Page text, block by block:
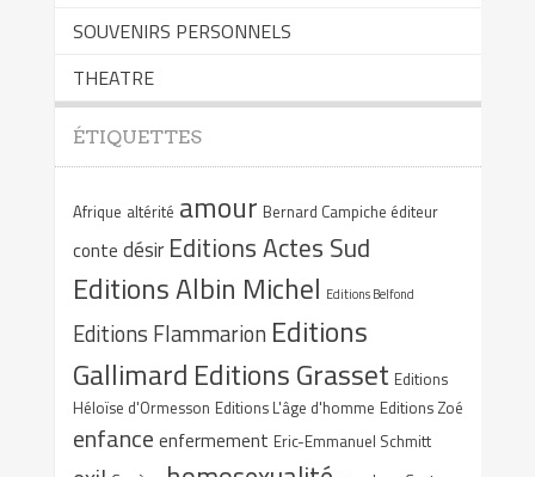
SOUVENIRS PERSONNELS
THEATRE
ÉTIQUETTES
Afrique altérité amour Bernard Campiche éditeur
conte désir Editions Actes Sud
Editions Albin Michel Editions Belfond
Editions Flammarion Editions
Gallimard Editions Grasset Editions
Héloïse d'Ormesson Editions L'âge d'homme Editions Zoé
enfance enfermement Eric-Emmanuel Schmitt